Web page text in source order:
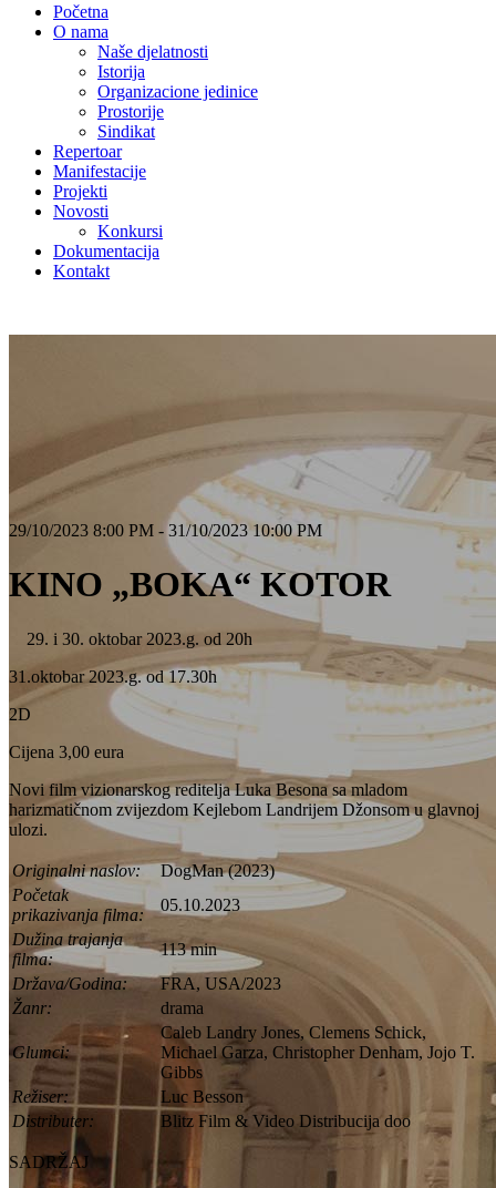
Početna
O nama
Naše djelatnosti
Istorija
Organizacione jedinice
Prostorije
Sindikat
Repertoar
Manifestacije
Projekti
Novosti
Konkursi
Dokumentacija
Kontakt
29/10/2023 8:00 PM - 31/10/2023 10:00 PM
KINO „BOKA“ KOTOR
i 30. oktobar 2023.g. od 20h
31.oktobar 2023.g. od 17.30h
2D
Cijena 3,00 eura
Novi film vizionarskog reditelja Luka Besona sa mladom
harizmatičnom zvijezdom Kejlebom Landrijem Džonsom u glavnoj
ulozi.
Originalni naslov:
DogMan (2023)
Početak
prikazivanja filma:
05.10.2023
Dužina trajanja
filma:
113 min
Država/Godina:
FRA, USA/2023
Žanr:
drama
Glumci:
Caleb Landry Jones, Clemens Schick,
Michael Garza, Christopher Denham, Jojo T.
Gibbs
Režiser:
Luc Besson
Distributer:
Blitz Film & Video Distribucija doo
SADRŽAJ